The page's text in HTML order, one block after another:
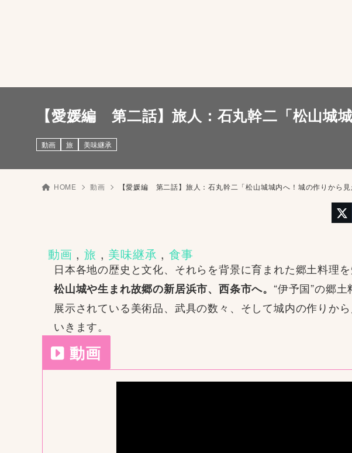
【愛媛編 第二話】旅人：石丸幹二「松山城
動画 旅 美味継承
HOME 動画 【愛媛編 第二話】旅人：石丸幹二「松山城城内へ！城の作りから見
動画 , 旅 , 美味継承 , 食事
日本各地の歴史と文化、それらを背景に育まれた郷土料理
松山城や生まれ故郷の新居浜市、西条市へ。“伊予国”の郷
展示されている美術品、武具の数々、そして城内の作りか
いきます。
動画